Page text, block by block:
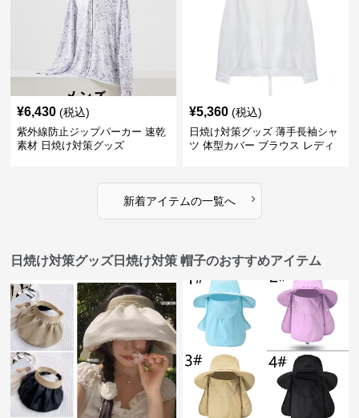
¥6,430 (税込)
紫外線防止ジップパーカー 速乾
素材 日焼け対策グッズ
¥5,360 (税込)
日焼け対策グッズ 薄手長袖シャ
ツ 体型カバー ブラウス レディ
新着アイテムの一覧へ ›
日焼け対策グッズ日焼け対策 帽子のおすすめアイテム